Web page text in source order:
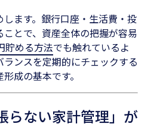
ます。銀行口座・生活費・投
とで、資産全体の把握が容易
貯める方法でも触れているよ
ランスを定期的にチェックする
成の基本です。
らない家計管理」が